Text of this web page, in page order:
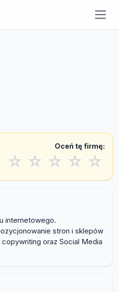
Oceń tę firmę:
☆ ☆ ☆ ☆ ☆
internetowego.
stron i sklepów
oraz Social Media